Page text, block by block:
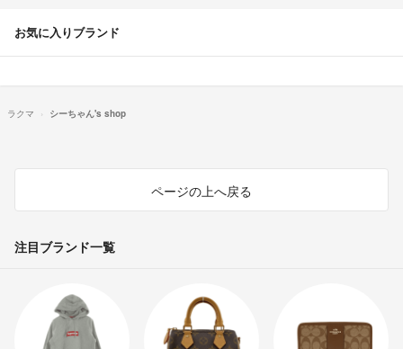
お気に入りブランド
ラクマ シーちゃん's shop
ページの上へ戻る
注目ブランド一覧